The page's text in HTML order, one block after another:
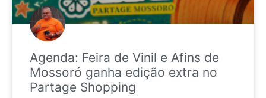
Agenda: Feira de Vinil e Afins de
Mossoró ganha edição extra no
Partage Shopping